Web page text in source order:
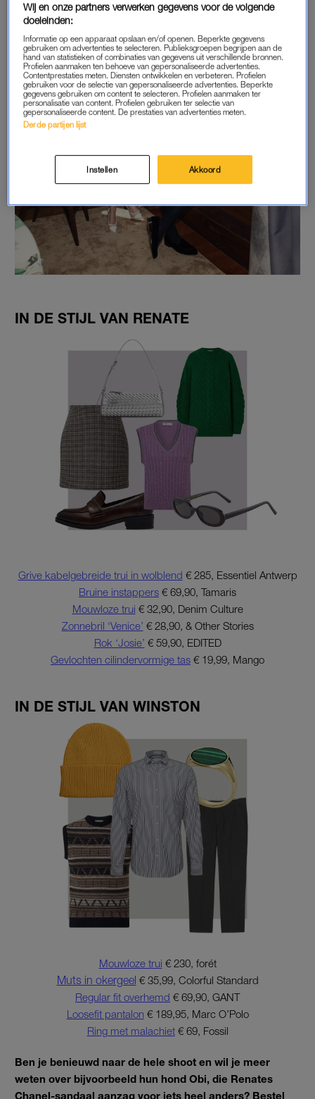
IN DE STIJL VAN RENATE
Grive kabelgebreide trui in wolblend € 285, Essentiel Antwerp
Bruine instappers € 69,90, Tamaris
Mouwloze trui € 32,90, Denim Culture
Zonnebril ‘Venice’ € 28,90, & Other Stories
Rok ‘Josie’ € 59,90, EDITED
Gevlochten cilindervormige tas € 19,99, Mango
IN DE STIJL VAN WINSTON
Mouwloze trui € 230, forét
Muts in okergeel € 35,99, Colorful Standard
Regular fit overhemd € 69,90, GANT
Loosefit pantalon € 189,95, Marc O’Polo
Ring met malachiet€ 69, Fossil
Ben je benieuwd naar de hele shoot en wil je meer
weten over bijvoorbeeld hun hond Obi, die Renates
Chanel-sandaal aanzag voor iets heel anders? Bestel
Wij en onze partners verwerken gegevens voor de volgende
doeleinden:
Informatie op een apparaat opslaan en/of openen. Beperkte gegevens
gebruiken om advertenties te selecteren. Publieksgroepen begrijpen aan de
hand van statistieken of combinaties van gegevens uit verschillende bronnen.
Profielen aanmaken ten behoeve van gepersonaliseerde advertenties.
Contentprestaties meten. Diensten ontwikkelen en verbeteren. Profielen
gebruiken voor de selectie van gepersonaliseerde advertenties. Beperkte
gegevens gebruiken om content te selecteren. Profielen aanmaken ter
personalisatie van content. Profielen gebruiken ter selectie van
gepersonaliseerde content. De prestaties van advertenties meten.
Derde partijen lijst
Instellen Akkoord